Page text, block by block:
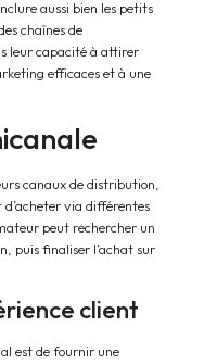
aussi bien les petits
chaînes de
leur capacité à attirer
efficaces et à une
canaux de distribution,
via différentes
peut rechercher un
puis finaliser l’achat sur
client
est de fournir une